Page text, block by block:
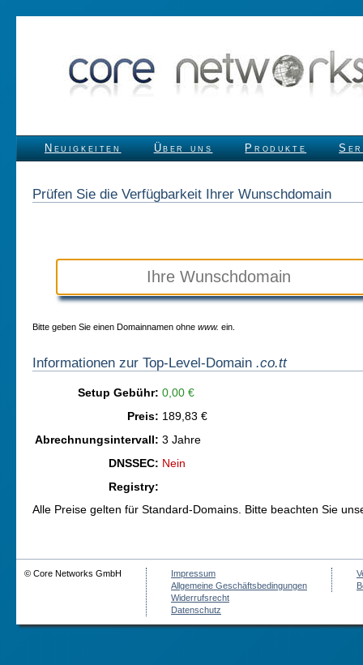
Neuigkeiten Über uns Produkte
Prüfen Sie die Verfügbarkeit Ihrer Wunschdomain
Bitte geben Sie einen Domainnamen ohne www. ein.
Informationen zur Top-Level-Domain .co.tt
Setup Gebühr: 0,00 €
Preis: 189,83 €
Abrechnungsintervall: 3 Jahre
DNSSEC: Nein
Registry:
Alle Preise gelten für Standard-Domains. Bitte beachten Sie
© Core Networks GmbH
Impressum
Allgemeine Geschäftsbedingungen
Widerrufsrecht
Datenschutz